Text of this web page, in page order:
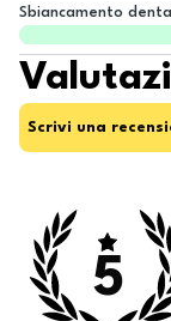
Sbiancamento
Scrivi una
5